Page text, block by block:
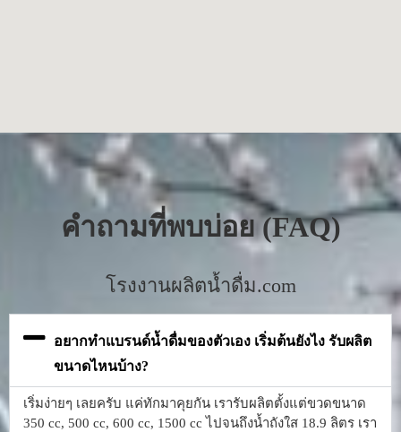
คำถามที่พบบ่อย (FAQ)
โรงงานผลิตน้ำดื่ม.com
อยากทำแบรนด์น้ำดื่มของตัวเอง เริ่มต้นยังไง รับผลิต
ขนาดไหนบ้าง?
เริ่มง่ายๆ เลยครับ แค่ทักมาคุยกัน เรารับผลิตตั้งแต่ขวดขนาด
350 cc, 500 cc, 600 cc, 1500 cc ไปจนถึงน้ำถังใส 18.9 ลิตร เรา